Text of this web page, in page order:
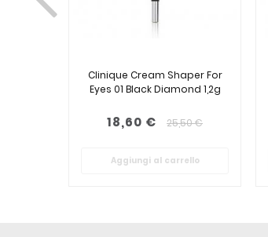
Clinique Cream Shaper For
Eyes 01 Black Diamond 1,2g
18,60 € 25,50 €
Aggiungi al carrello